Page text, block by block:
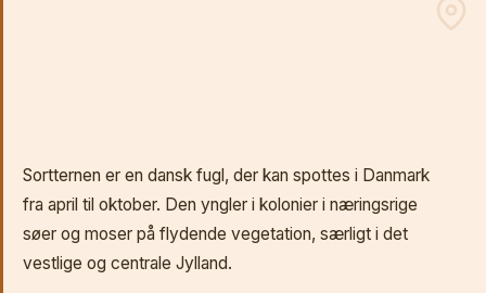
Sortternen er en dansk fugl, der kan spottes i Danmark
fra april til oktober. Den yngler i kolonier i næringsrige
søer og moser på flydende vegetation, særligt i det
vestlige og centrale Jylland.